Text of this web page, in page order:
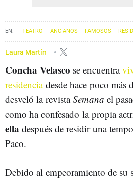
TEATRO ANCIANOS FAMOSOS
ACTORES Y ACTRICES
Laura Martín
Concha Velasco se encuentra
residenciadesde hace poco más
desveló la revistaSemana el
como ha confesado la propia
ella después de residir una
Paco.
Debido al empeoramiento de su